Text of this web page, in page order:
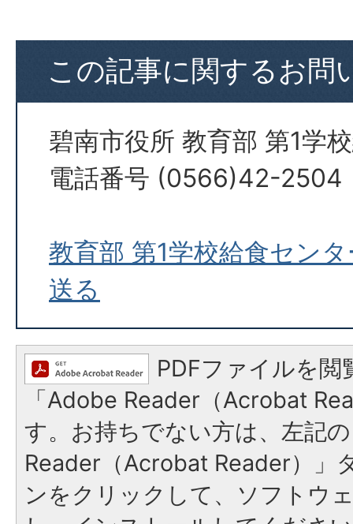
この記事に関するお問
碧南市役所 教育部 第1学
電話番号 (0566)42-2504
教育部 第1学校給食セン
送る
PDFファイルを閲
「Adobe Reader（Acrobat
す。お持ちでない方は、左記
Reader（Acrobat Reader）」
ンをクリックして、ソフトウ